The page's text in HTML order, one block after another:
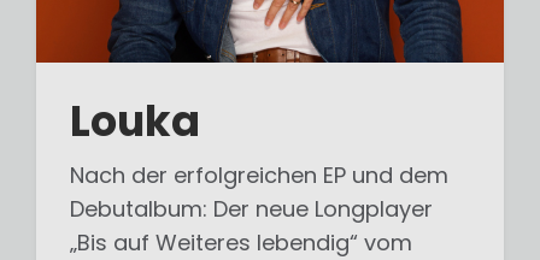
Louka
Nach der erfolgreichen EP und dem
Debutalbum: Der neue Longplayer
„Bis auf Weiteres lebendig“ vom